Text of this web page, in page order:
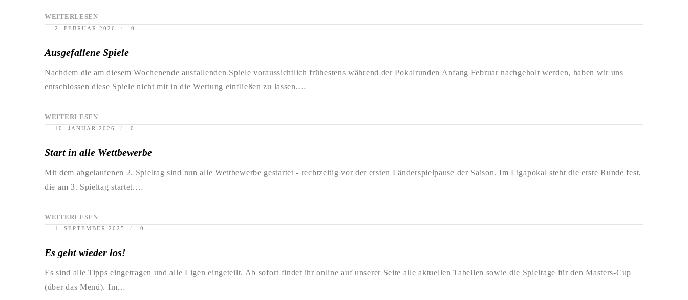
WEITERLESEN
2. FEBRUAR 2026 0
Ausgefallene Spiele
Nachdem die am diesem Wochenende ausfallenden Spiele voraussichtlich frühestens während der Pokalrunden Anfang Februar nachgeholt werden, haben wir uns
entschlossen diese Spiele nicht mit in die Wertung einfließen zu lassen.…
WEITERLESEN
10. JANUAR 2026 0
Start in alle Wettbewerbe
Mit dem abgelaufenen 2. Spieltag sind nun alle Wettbewerbe gestartet - rechtzeitig vor der ersten Länderspielpause der Saison. Im Ligapokal steht die erste Runde fest,
die am 3. Spieltag startet.…
WEITERLESEN
1. SEPTEMBER 2025 0
Es geht wieder los!
Es sind alle Tipps eingetragen und alle Ligen eingeteilt. Ab sofort findet ihr online auf unserer Seite alle aktuellen Tabellen sowie die Spieltage für den Masters-Cup
(über das Menü). Im…